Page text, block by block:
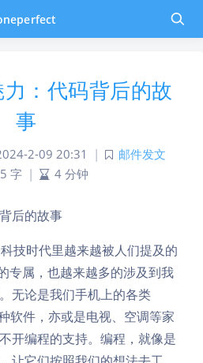
：代码背后的故
事
2-09 20:31 |
邮件发文
字 | 4 分钟
后的故事
技时代里越来越被人们提及的
专属，也越来越多的涉及到我
无论是我们手机上的各类
软件，亦或是电视、空调等家
开编程的支持。编程，就像是